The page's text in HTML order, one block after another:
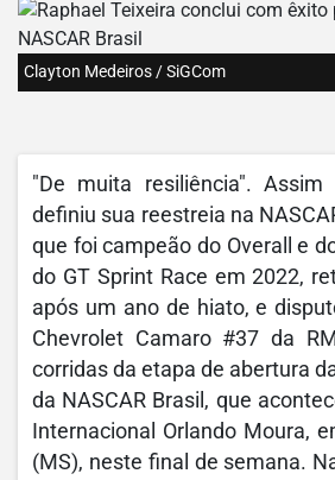
Clayton Medeiros / SiGCom
"De muita resiliência". Assim
definiu sua reestreia na
que foi campeão do Overall e
do GT Sprint Race em 2022,
após um ano de hiato, e
Chevrolet Camaro #37 da
corridas da etapa de abertura
da NASCAR Brasil, que
Internacional Orlando Moura,
(MS), neste final de semana.